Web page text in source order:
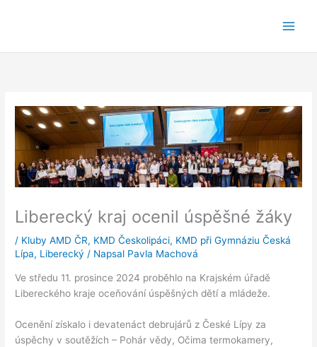
Liberecký kraj ocenil úspěšné žáky
/ Kluby AMD ČR, KMD Českolipáci, KMD při Gymnáziu Česká
Lípa, Liberecký / Napsal Pavla Machová
Ve středu 11. prosince 2024 proběhlo na Krajském úřadě
Libereckého kraje oceňování úspěšných dětí a mládeže.
Ocenění získalo i devatenáct debrujárů z České Lípy za
úspěchy v soutěžích – Pohár vědy, Očima termokamery,